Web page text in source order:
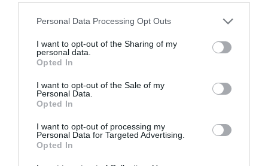
Please note that this website/app uses one or more Google
not limited to your visit or usage behaviour. You may click to
grant or deny consent to Google and its third-party tags to
use your data for below specified purposes in below Google
consent section.
Personal Data Processing Opt Outs
I want to opt-out of the Sharing of my
personal data.
Opted In
I want to opt-out of the Sale of my
Personal Data.
Opted In
I want to opt-out of processing my
Personal Data for Targeted Advertising.
Opted In
4 Ποιοι είναι οι φυσιολογικοί καρδιακοί
παλμοί και ποια τα επικίνδυνα όρια –
Πότε πρέπει να ανησυχήσετε